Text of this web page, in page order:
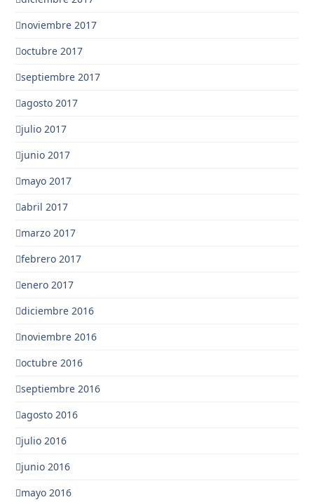
noviembre 2017
octubre 2017
septiembre 2017
agosto 2017
julio 2017
junio 2017
mayo 2017
abril 2017
marzo 2017
febrero 2017
enero 2017
diciembre 2016
noviembre 2016
octubre 2016
septiembre 2016
agosto 2016
julio 2016
junio 2016
mayo 2016